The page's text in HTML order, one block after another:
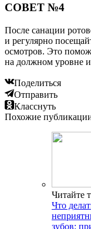
СОВЕТ №4
После санации
и регулярно
осмотров. Это
на должном уровне
Поделиться
Отправить
Класснуть
Похожие
Читайте
Что
зубов: